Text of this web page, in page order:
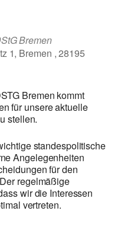
Bremen
1, Bremen , 28195
Bremen kommt
für unsere aktuelle
stellen.
standespolitische
Angelegenheiten
für den
regelmäßige
wir die Interessen
vertreten.